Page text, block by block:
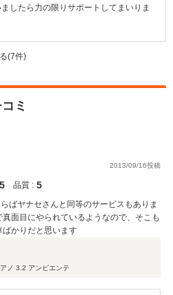
したら力の限りサポートしてまいりま
(7件)
ミ
2013/09/16投稿
5 品質 : 5
ばヤナセさんと同等のサービスもありま
面目にやられているようなので、そこも
ばかりだと思います
ノ 3.2 アンビエンテ